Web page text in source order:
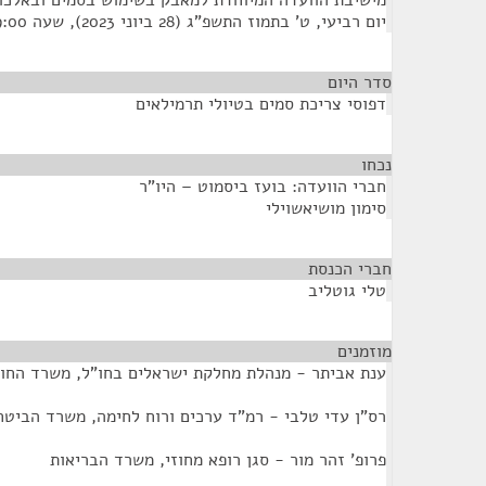
יום רביעי, ט' בתמוז התשפ"ג (28 ביוני 2023), שעה 9:00
סדר היום
דפוסי צריכת סמים בטיולי תרמילאים
נכחו
חברי הוועדה: בועז ביסמוט – היו"ר
סימון מושיאשוילי
חברי הכנסת
טלי גוטליב
מוזמנים
ענת אביתר - מנהלת מחלקת ישראלים בחו"ל, משרד
רס"ן עדי טלבי - רמ"ד ערכים ורוח לחימה, משרד
פרופ' זהר מור - סגן רופא מחוזי, משרד הבריאות